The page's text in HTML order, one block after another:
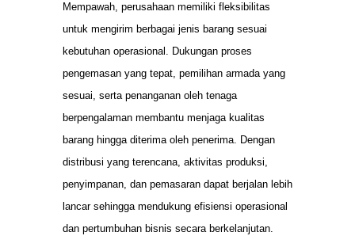
Mempawah, perusahaan memiliki fleksibilitas
untuk mengirim berbagai jenis barang sesuai
kebutuhan operasional. Dukungan proses
pengemasan yang tepat, pemilihan armada yang
sesuai, serta penanganan oleh tenaga
berpengalaman membantu menjaga kualitas
barang hingga diterima oleh penerima. Dengan
distribusi yang terencana, aktivitas produksi,
penyimpanan, dan pemasaran dapat berjalan lebih
lancar sehingga mendukung efisiensi operasional
dan pertumbuhan bisnis secara berkelanjutan.